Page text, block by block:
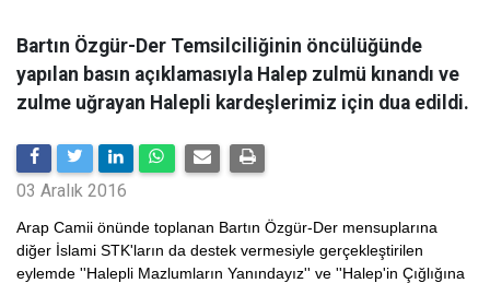
Bartın Özgür-Der Temsilciliğinin öncülüğünde
yapılan basın açıklamasıyla Halep zulmü kınandı ve
zulme uğrayan Halepli kardeşlerimiz için dua edildi.
03 Aralık 2016
Arap Camii önünde toplanan Bartın Özgür-Der mensuplarına
diğer İslami STK'ların da destek vermesiyle gerçekleştirilen
eylemde ''Halepli Mazlumların Yanındayız'' ve ''Halep'in Çığlığına